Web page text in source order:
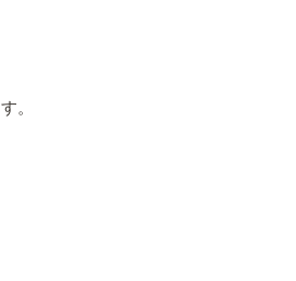
。